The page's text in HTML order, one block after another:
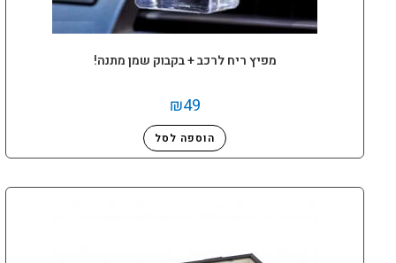
מפיץ ריח לרכב + בקבוק שמן מתנה!
₪49
הוספה לסל